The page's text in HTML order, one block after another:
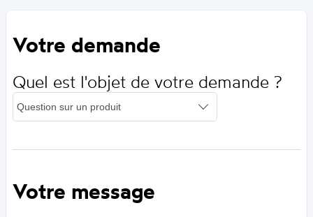
Votre demande
Quel est l'objet de votre demande ?
Votre message